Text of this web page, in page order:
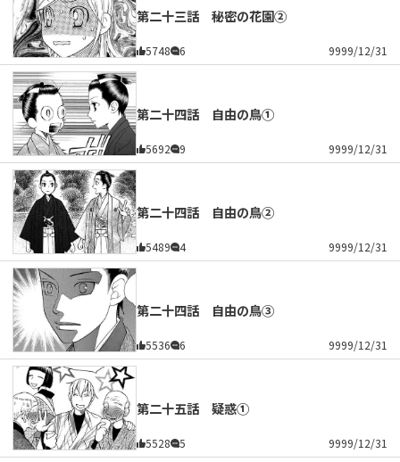
第二十三話 秘密の花園②
5748 6 9999/12/31
第二十四話 自由の鳥①
5692 9 9999/12/31
第二十四話 自由の鳥②
5489 4 9999/12/31
第二十四話 自由の鳥③
5536 6 9999/12/31
第二十五話 疑惑①
5528 5 9999/12/31